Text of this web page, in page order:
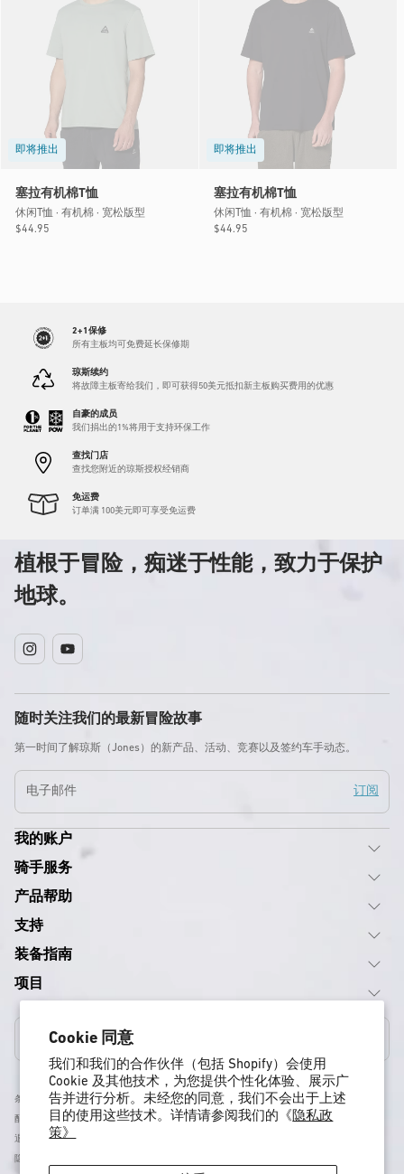
Cookie 同意
我们和我们的合作伙伴（包括 Shopify）会使用
Cookie 及其他技术，为您提供个性化体验、展示广
告并进行分析。未经您的同意，我们不会出于上述
目的使用这些技术。详情请参阅我们的《 隐私政
策》
即将推出
塞拉有机棉T恤
休闲T恤 · 有机棉 · 宽松版型
常
$44.95
即将推出
塞拉有机棉T恤
休闲T恤 · 有机棉 · 宽松版型
常
$44.95
2+1保修
所有主板均可免费延长保修期
琼斯续约
将故障主板寄给我们，即可获得50美元抵扣新主板购买费用的优惠
自豪的成员
我们捐出的1%将用于支持环保工作
查找门店
查找您附近的琼斯授权经销商
免运费
订单满 100美元即可享受免运费
植根于冒险，痴迷于性能，致力于保护
地球。
InstagramYouTube
随时关注我们的最新冒险故事
第一时间了解琼斯（Jones）的新产品、活动、竞赛以及签约车手动态。
电子邮件
订阅
我的账户
骑手服务
产品帮助
支持
装备指南
项目
美国
条款与条件
配送政策
退货与退款政策
隐私政策